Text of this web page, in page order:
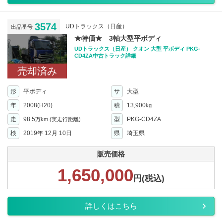
出品番号 3574 UDトラックス（日産）
売却済み
★特価★ 3軸大型平ボディ
UDトラックス（日産） クオン 大型 平ボディ PKG-
CD4ZA中古トラック詳細
形 平ボディ サ
大型
年
2008(H20) 積 13,900kg
走 98.5万km (実走行距離) 型
PKG-CD4ZA
検
2019年 12月 10日 県 埼玉県
販売価格
1,650,000 円(税込)
詳しくはこちら